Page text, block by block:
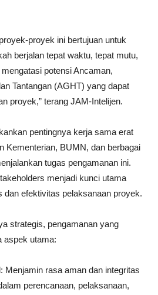
proyek ini bertujuan untuk
berjalan tepat waktu, tepat mutu,
potensi Ancaman,
Tantangan (AGHT) yang dapat
proyek,” terang JAM-Intelijen.
pentingnya kerja sama erat
Kementerian, BUMN, dan berbagai
tugas pengamanan ini.
menjadi kunci utama
dan efektivitas pelaksanaan proyek.
strategis, pengamanan yang
aspek utama:
Menjamin rasa aman dan integritas
perencanaan, pelaksanaan,